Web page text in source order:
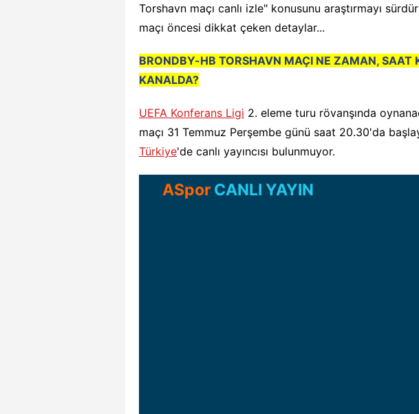
Torshavn maçı canlı izle" konusunu araştırmayı
maçı öncesi dikkat çeken detaylar...
BRONDBY-HB TORSHAVN MAÇI NE ZAMAN, SAAT
KANALDA?
UEFA Konferans Ligi 2. eleme turu rövanşında
maçı 31 Temmuz Perşembe günü saat 20.30'da
Türkiye'de canlı yayıncısı bulunmuyor.
ASpor CANLI YAYIN